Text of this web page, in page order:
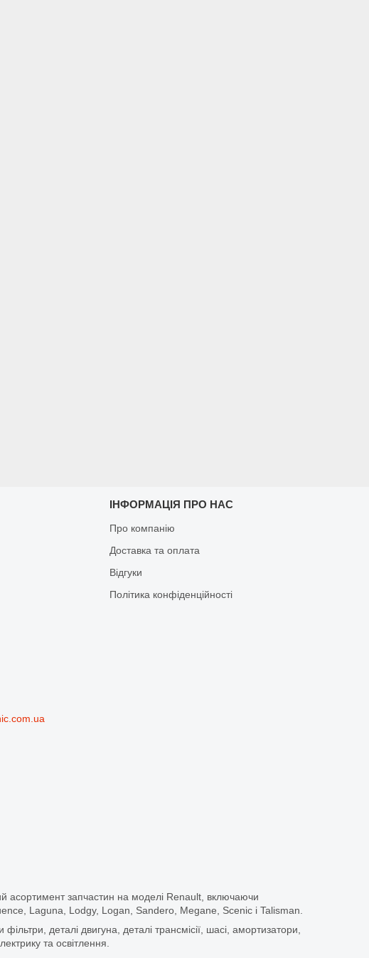
ІНФОРМАЦІЯ ПРО НАС
Про компанію
Доставка та оплата
Відгуки
Політика конфіденційності
асортимент запчастин на моделі Renault, включаючи
Laguna, Lodgy, Logan, Sandero, Megane, Scenic і Talisman.
деталі двигуна, деталі трансмісії, шасі, амортизатори,
та освітлення.